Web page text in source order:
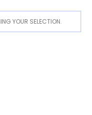
YOUR SELECTION.